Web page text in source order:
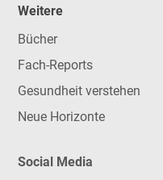
Weitere
Bücher
Fach-Reports
Gesundheit verstehen
Neue Horizonte
Social Media